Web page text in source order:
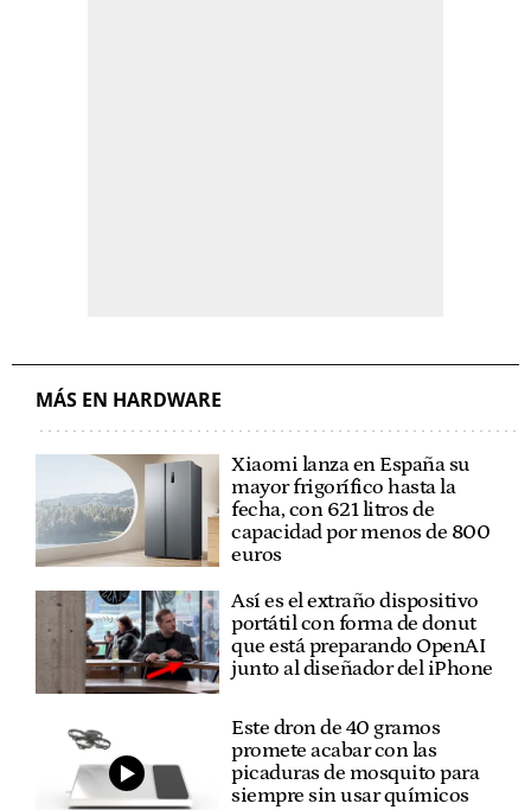
MÁS EN HARDWARE
Xiaomi lanza en España su
mayor frigorífico hasta la
fecha, con 621 litros de
capacidad por menos de 800
euros
Así es el extraño dispositivo
portátil con forma de donut
que está preparando OpenAI
junto al diseñador del iPhone
Este dron de 40 gramos
promete acabar con las
picaduras de mosquito para
siempre sin usar químicos